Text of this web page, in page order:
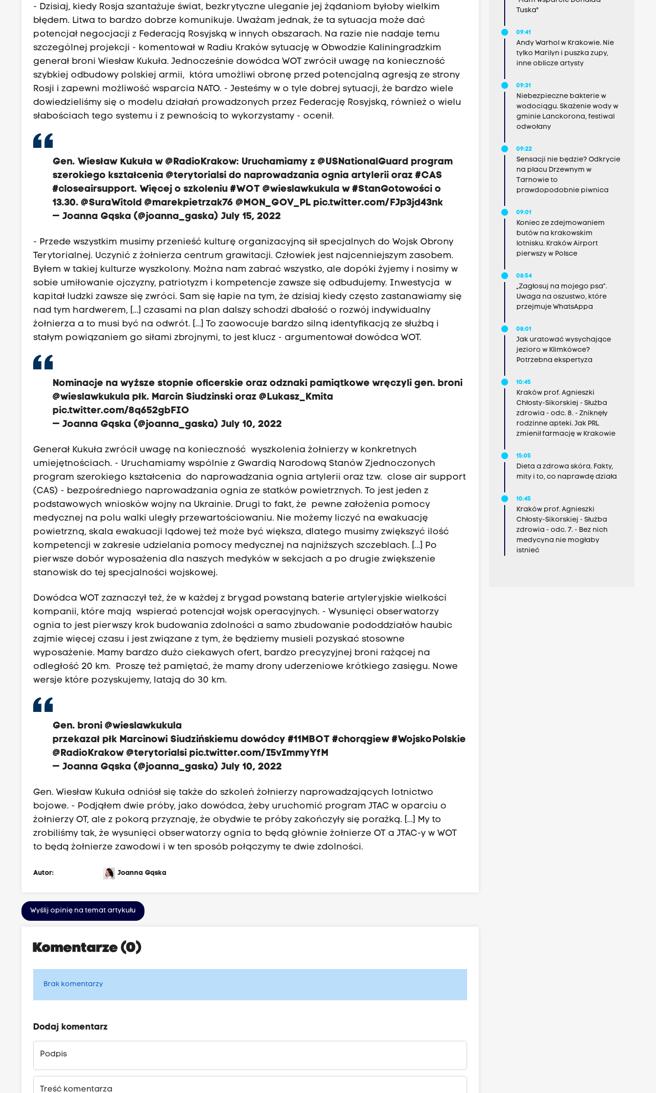
- Dzisiaj, kiedy Rosja szantażuje świat, bezkrytyczne uleganie jej żądaniom byłoby wielkim
błędem. Litwa to bardzo dobrze komunikuje. Uważam jednak, że ta sytuacja może dać
potencjał negocjacji z Federacją Rosyjską w innych obszarach. Na razie nie nadaje temu
szczególnej projekcji - komentował w Radiu Kraków sytuację w Obwodzie Kaliningradzkim
generał broni Wiesław Kukuła. Jednocześnie dowódca WOT zwrócił uwagę na konieczność
szybkiej odbudowy polskiej armii, która umożliwi obronę przed potencjalną agresją ze strony
Rosji i zapewni możliwość wsparcia NATO. - Jesteśmy w o tyle dobrej sytuacji, że bardzo wiele
dowiedzieliśmy się o modelu działań prowadzonych przez Federację Rosyjską, również o wielu
słabościach tego systemu i z pewnością to wykorzystamy - ocenił.
Gen. Wiesław Kukuła w@RadioKrakow: Uruchamiamy z@USNationalGuard program
szerokiego kształcenia@terytorialsi do naprowadzania ognia artylerii oraz#CAS
#closeairsupport. Więcej o szkoleniu#WOT @wieslawkukula w#StanGotowości o
13.30.@SuraWitold @marekpietrzak76 @MON_GOV_PL pic.twitter.com/FJp3jd43nk
— Joanna Gąska (@joanna_gaska)July 15, 2022
- Przede wszystkim musimy przenieść kulturę organizacyjną sił specjalnych do Wojsk Obrony
Terytorialnej. Uczynić z żołnierza centrum grawitacji. Człowiek jest najcenniejszym zasobem.
Byłem w takiej kulturze wyszkolony. Można nam zabrać wszystko, ale dopóki żyjemy i nosimy w
sobie umiłowanie ojczyzny, patriotyzm i kompetencje zawsze się odbudujemy. Inwestycja w
kapitał ludzki zawsze się zwróci. Sam się łapie na tym, że dzisiaj kiedy często zastanawiamy się
nad tym hardwerem, [...] czasami na plan dalszy schodzi dbałość o rozwój indywidualny
żołnierza a to musi być na odwrót. [...] To zaowocuje bardzo silną identyfikacją ze służbą i
stałym powiązaniem go siłami zbrojnymi, to jest klucz - argumentował dowódca WOT.
Nominacje na wyższe stopnie oficerskie oraz odznaki pamiątkowe wręczyli gen. broni
@wieslawkukula płk. Marcin Siudzinski oraz@Lukasz_Kmita
pic.twitter.com/8q652gbFIO
— Joanna Gąska (@joanna_gaska)July 10, 2022
Generał Kukuła zwrócił uwagę na konieczność wyszkolenia żołnierzy w konkretnych
umiejętnościach. - Uruchamiamy wspólnie z Gwardią Narodową Stanów Zjednoczonych
program szerokiego kształcenia do naprowadzania ognia artylerii oraz tzw. close air support
(CAS) - bezpośredniego naprowadzania ognia ze statków powietrznych. To jest jeden z
podstawowych wniosków wojny na Ukrainie. Drugi to fakt, że pewne założenia pomocy
medycznej na polu walki uległy przewartościowaniu. Nie możemy liczyć na ewakuację
powietrzną, skala ewakuacji lądowej też może być większa, dlatego musimy zwiększyć ilość
kompetencji w zakresie udzielania pomocy medycznej na najniższych szczeblach. [...] Po
pierwsze dobór wyposażenia dla naszych medyków w sekcjach a po drugie zwiększenie
stanowisk do tej specjalności wojskowej.
Dowódca WOT zaznaczył też, że w każdej z brygad powstaną baterie artyleryjskie wielkości
kompanii, które mają wspierać potencjał wojsk operacyjnych. - Wysunięci obserwatorzy
ognia to jest pierwszy krok budowania zdolności a samo zbudowanie pododdziałów haubic
zajmie więcej czasu i jest związane z tym, że będziemy musieli pozyskać stosowne
wyposażenie. Mamy bardzo dużo ciekawych ofert, bardzo precyzyjnej broni rażącej na
odległość 20 km. Proszę też pamiętać, że mamy drony uderzeniowe krótkiego zasięgu. Nowe
wersje które pozyskujemy, latają do 30 km.
Gen. broni@wieslawkukula
przekazał płk Marcinowi Siudzińskiemu dowódcy#11MBOT #chorągiew #WojskoPolskie
@RadioKrakow @terytorialsi pic.twitter.com/I5vImmyYfM
— Joanna Gąska (@joanna_gaska)July 10, 2022
Gen. Wiesław Kukuła odniósł się także do szkoleń żołnierzy naprowadzających lotnictwo
bojowe. - Podjąłem dwie próby, jako dowódca, żeby uruchomić program JTAC w oparciu o
żołnierzy OT, ale z pokorą przyznaję, że obydwie te próby zakończyły się porażką. [...] My to
zrobiliśmy tak, że wysunięci obserwatorzy ognia to będą głównie żołnierze OT a JTAC-y w WOT
to będą żołnierze zawodowi i w ten sposób połączymy te dwie zdolności.
Autor: Joanna Gąska
Wyślij opinię na temat artykułu
Komentarze (0)
Brak komentarzy
Dodaj komentarz
Podpis
Treść komentarza
Tuska"
09:41
Andy Warhol w Krakowie. Nie
tylko Marilyn i puszka zupy,
inne oblicze artysty
09:31
Niebezpieczne bakterie w
wodociągu. Skażenie wody w
gminie Lanckorona, festiwal
odwołany
09:22
Sensacji nie będzie? Odkrycie
na placu Drzewnym w
Tarnowie to
prawdopodobnie piwnica
09:01
Koniec ze zdejmowaniem
butów na krakowskim
lotnisku. Kraków Airport
pierwszy w Polsce
08:54
„Zagłosuj na mojego psa”.
Uwaga na oszustwo, które
przejmuje WhatsAppa
08:01
Jak uratować wysychające
jezioro w Klimkówce?
Potrzebna ekspertyza
10:45
Kraków prof. Agnieszki
Chłosty-Sikorskiej - Służba
zdrowia - odc. 8. - Zniknęły
rodzinne apteki. Jak PRL
zmienił farmację w Krakowie
15:05
Dieta a zdrowa skóra. Fakty,
mity i to, co naprawdę działa
10:45
Kraków prof. Agnieszki
Chłosty-Sikorskiej - Służba
zdrowia - odc. 7. - Bez nich
medycyna nie mogłaby
istnieć